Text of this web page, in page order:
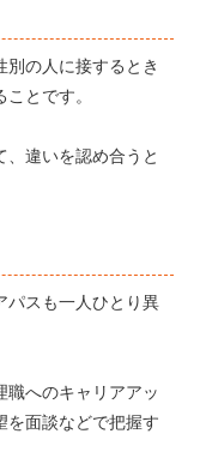
別の人に接するとき
とです。
、違いを認め合うと
パスも一人ひとり異
職へのキャリアアッ
を面談などで把握す